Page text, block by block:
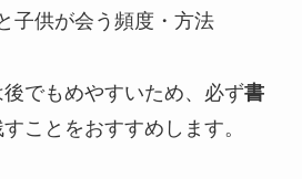
子供が会う頻度・方法
でもめやすいため、必ず書
ことをおすすめします。